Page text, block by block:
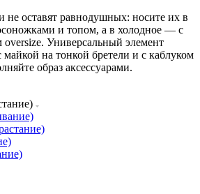
оставят равнодушных: носите их в
и топом, а в холодное — с
Универсальный элемент
майкой на тонкой бретели и с каблуком
образ аксессуарами.